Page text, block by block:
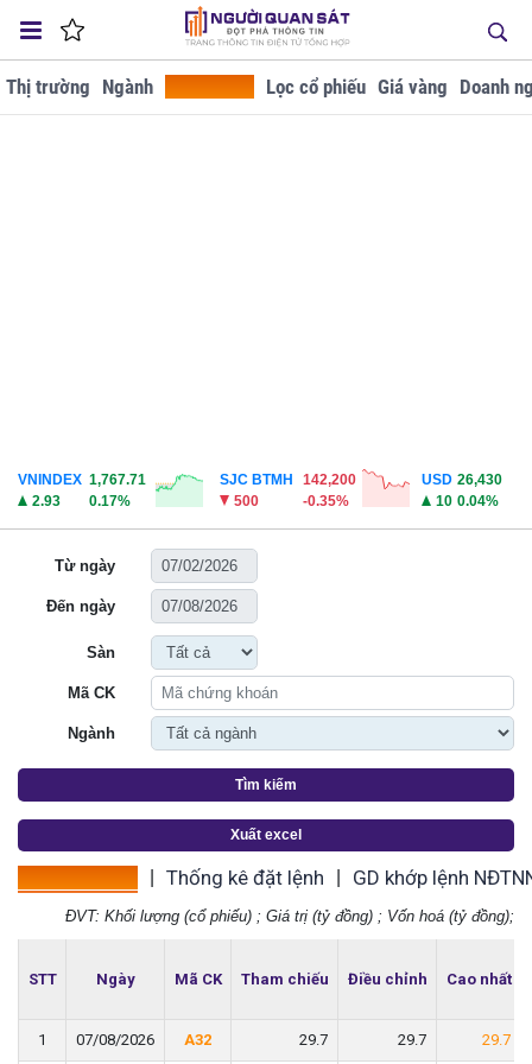
Thị trường Ngành Lọc cổ phiếu Giá vàng Doanh
VNINDEX 1,767.71
2.93
0.17%
SJC BTMH
142,200
500
-0.35%
USD 26,430
10 0.04%
Từ ngày
Đến ngày
Sàn
Mã CK
Ngành
Tìm kiếm
Xuất excel
Thống kê đặt lệnh GD khớp lệnh
ĐVT: Khối lượng (cổ phiếu) ; Giá trị (tỷ đồng) ; Vốn hoá (tỷ đồng);
STT Ngày Mã CK Tham chiếu Điều chỉnh Cao nhất
1 07/08/2026 A32 29.7 29.7 29.7
STT Ngày Mã CK Tham chiếu Điều chỉnh Cao nhất
1 07/08/2026 A32 29.7 29.7 29.7